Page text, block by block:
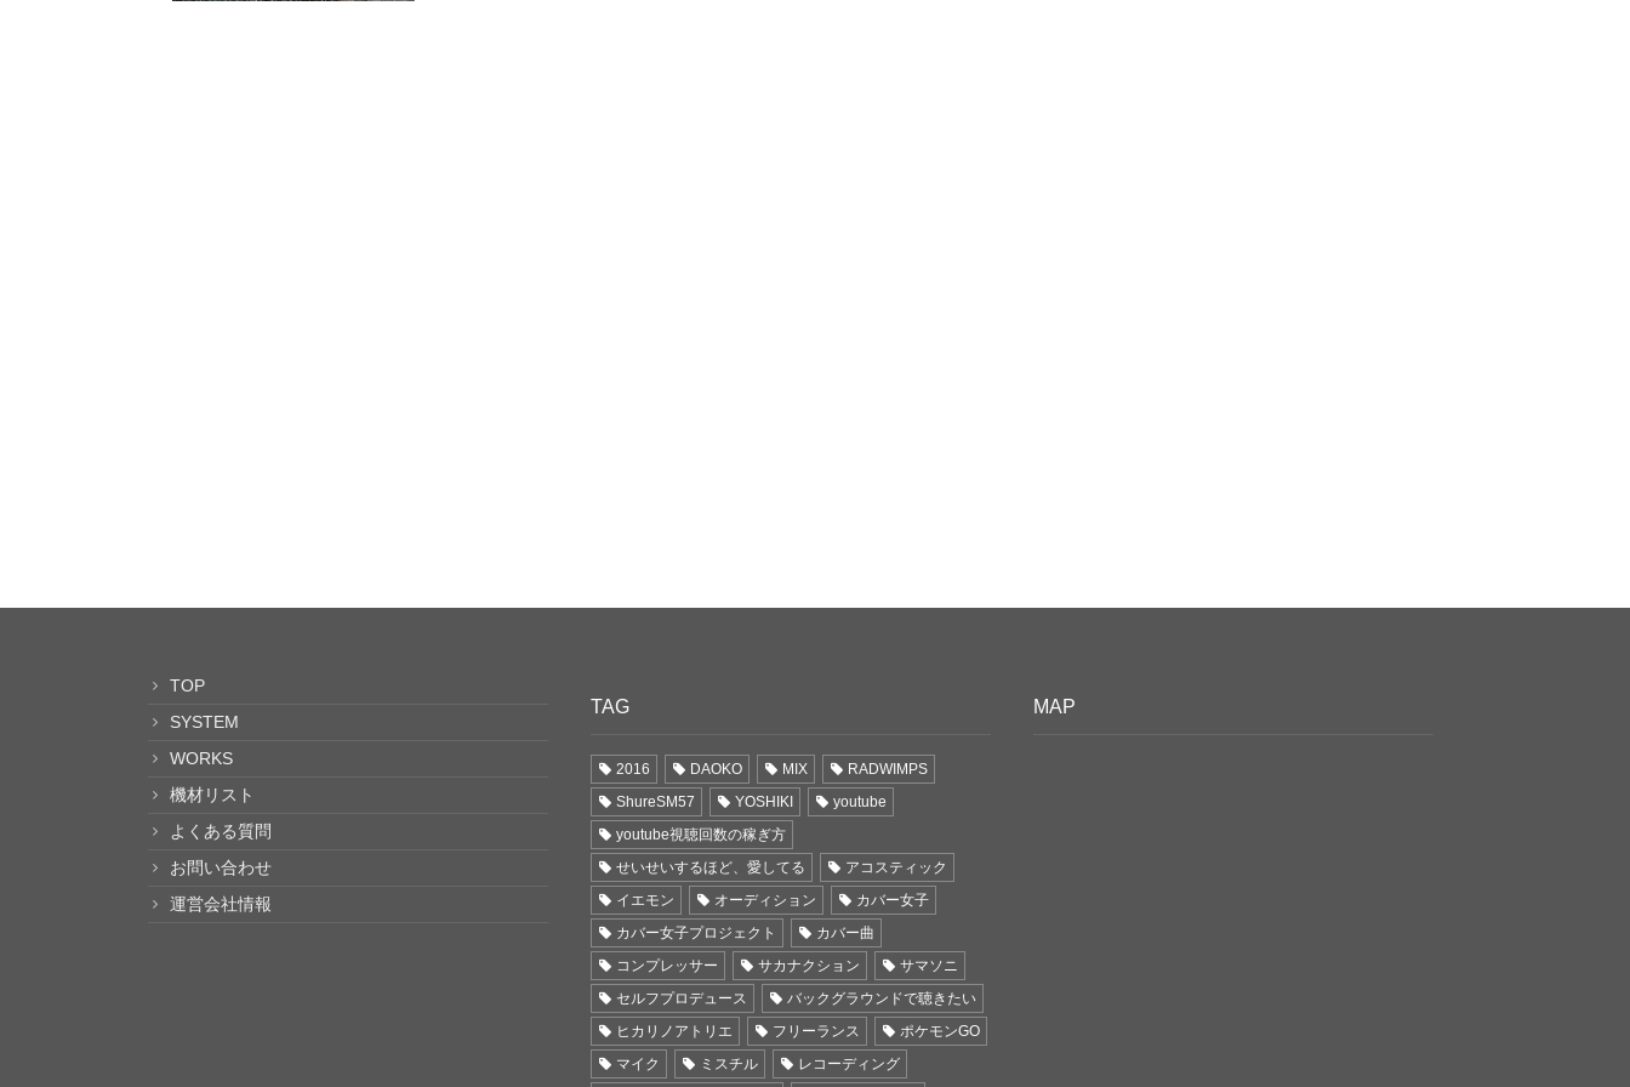
TOP
SYSTEM
WORKS
機材リスト
よくある質問
お問い合わせ
運営会社情報
TAG
2016 DAOKO MIX
RADWIMPS
ShureSM57
YOSHIKI
youtube
youtube視聴回数の稼ぎ方
せいせいするほど、愛してる
アコスティック
イエモン
オーディション
カバー女子
カバー女子プロジェクト
カバー曲
コンプレッサー
サカナクション
サマソニ
セルフプロデュース
バックグラウンドで聴きたい
ヒカリノアトリエ
フリーランス
ポケモンGO
マイク
ミスチル レコーディング
MAP